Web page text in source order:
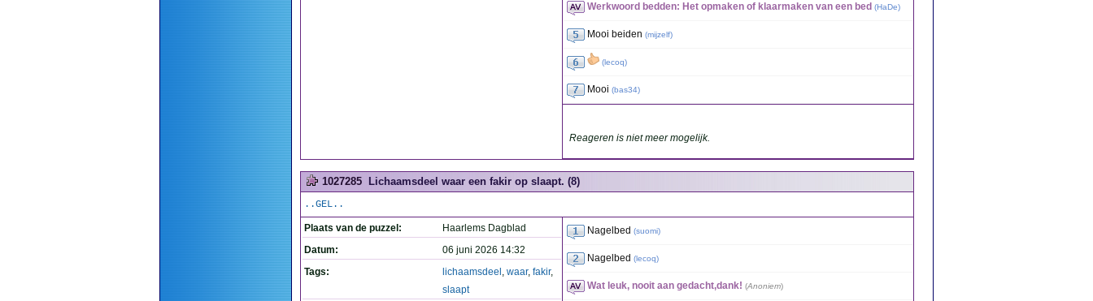
Werkwoord bedden: Het opmaken of klaarmaken van een bed (HaDe)
Mooi beiden (mijzelf)
(lecoq)
Mooi (bas34)
Reageren is niet meer mogelijk.
1027285 Lichaamsdeel waar een fakir op slaapt. (8)
..GEL..
Plaats van de puzzel:
Haarlems Dagblad
Datum:
06 juni 2026 14:32
Tags:
lichaamsdeel , waar, fakir,
slaapt
Nagelbed (suomi)
Nagelbed (lecoq)
Wat leuk, nooit aan gedacht,dank! (Anoniem)